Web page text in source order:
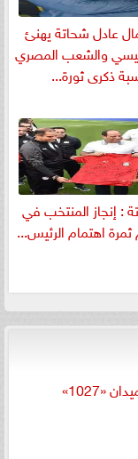
عادل شحاتة يهنئ
والشعب المصري
ذكرى ثورة...
: إنجاز المنتخب في
اهتمام الرئيس...
«1027»